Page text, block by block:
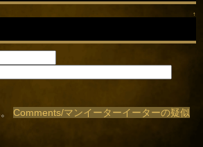
↑
。Comments/マンイーターイーターの疑似